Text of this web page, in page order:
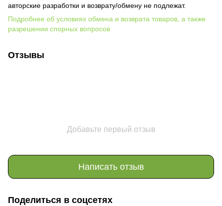
авторские разработки и возврату/обмену не подлежат.
Подробнее об условиях обмена и возврата товаров, а также
разрешении спорных вопросов
Отзывы
Добавьте первый отзыв
Написать отзыв
Поделиться в соцсетях